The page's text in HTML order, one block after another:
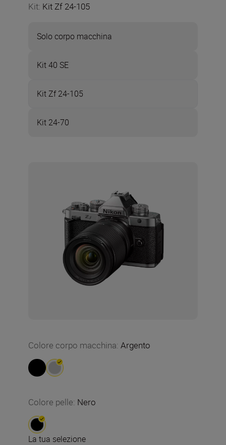
Kit: Kit Zf 24-105
Solo corpo macchina
Kit 40 SE
Kit Zf 24-105
Kit 24-70
Colore corpo macchina: Argento
Colore pelle: Nero
La tua selezione